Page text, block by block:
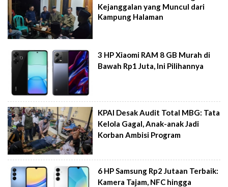
Kejanggalan yang Muncul dari
Kampung Halaman
3 HP Xiaomi RAM 8 GB Murah di
Bawah Rp1 Juta, Ini Pilihannya
KPAI Desak Audit Total MBG: Tata
Kelola Gagal, Anak-anak Jadi
Korban Ambisi Program
6 HP Samsung Rp2 Jutaan Terbaik:
Kamera Tajam, NFC hingga